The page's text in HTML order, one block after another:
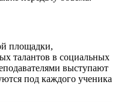
площадки,
талантов в социальных
выступают
под каждого ученика